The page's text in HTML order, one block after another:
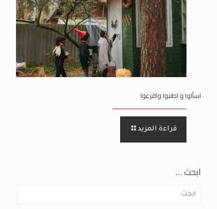
اسألوا و اطلبوا واقرعوا
قراءة المزيد
ابحث …